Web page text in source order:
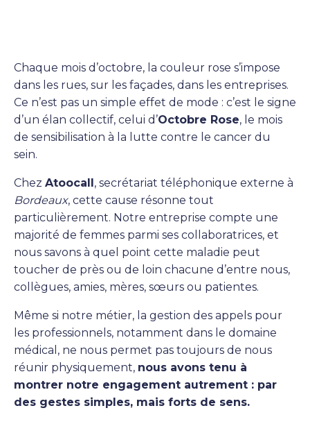
Chaque mois d’octobre, la couleur rose s’impose
dans les rues, sur les façades, dans les entreprises.
Ce n’est pas un simple effet de mode : c’est le signe
d’un élan collectif, celui d’Octobre Rose, le mois
de sensibilisation à la lutte contre le cancer du
sein.
Chez Atoocall , secrétariat téléphonique externe à
Bordeaux, cette cause résonne tout
particulièrement. Notre entreprise compte une
majorité de femmes parmi ses collaboratrices, et
nous savons à quel point cette maladie peut
toucher de près ou de loin chacune d’entre nous,
collègues, amies, mères, sœurs ou patientes.
Même si notre métier, la gestion des appels pour
les professionnels, notamment dans le domaine
médical, ne nous permet pas toujours de nous
réunir physiquement, nous avons tenu à
montrer notre engagement autrement : par
des gestes simples, mais forts de sens.